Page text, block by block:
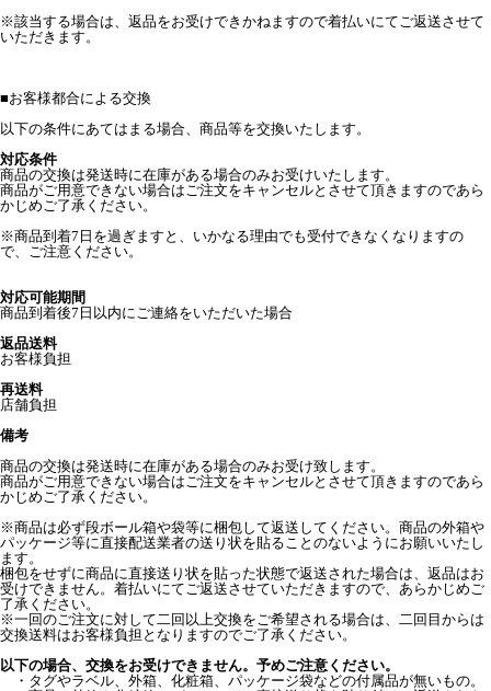
※該当する場合は、返品をお受けできかねますので着払いにてご返送させて
いただきます。
■お客様都合による交換
以下の条件にあてはまる場合、商品等を交換いたします。
対応条件
商品の交換は発送時に在庫がある場合のみお受けいたします。
商品がご用意できない場合はご注文をキャンセルとさせて頂きますのであら
かじめご了承ください。
※商品到着7日を過ぎますと、いかなる理由でも受付できなくなりますの
で、ご注意ください。
対応可能期間
商品到着後7日以内にご連絡をいただいた場合
返品送料
お客様負担
再送料
店舗負担
備考
商品の交換は発送時に在庫がある場合のみお受け致します。
商品がご用意できない場合はご注文をキャンセルとさせて頂きますのであら
かじめご了承ください。
※商品は必ず段ボール箱や袋等に梱包して返送してください。商品の外箱や
パッケージ等に直接配送業者の送り状を貼ることのないようにお願いいたし
ます。
梱包をせずに商品に直接送り状を貼った状態で返送された場合は、返品はお
受けできません。着払いにてご返送させていただきますので、あらかじめご
了承ください。
※一回のご注文に対して二回以上交換をご希望される場合は、二回目からは
交換送料はお客様負担となりますのでご了承ください。
以下の場合、交換をお受けできません。予めご注意ください。
・タグやラベル、外箱、化粧箱、パッケージ袋などの付属品が無いもの。